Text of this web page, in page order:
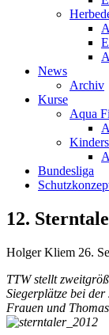
News
Archiv
Kurse
Aqua
Bundesliga
12.
Holger Kliem 26.
TTW stellt
Siegerplätze bei
Frauen und